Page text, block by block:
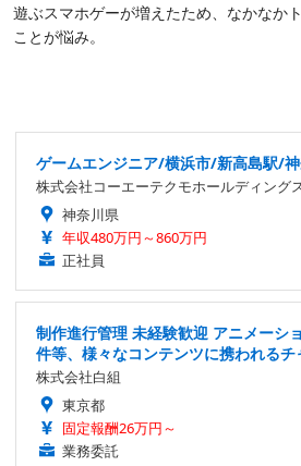
遊ぶスマホゲーが増えたため、なかなか
ことが悩み。
ゲームエンジニア/横浜市/新高島駅/
株式会社コーエーテクモホールディング
神奈川県
年収480万円～860万円
正社員
制作進行管理 未経験歓迎 アニメーシ
件等、様々なコンテンツに携われるチ
株式会社白組
東京都
固定報酬26万円～
業務委託